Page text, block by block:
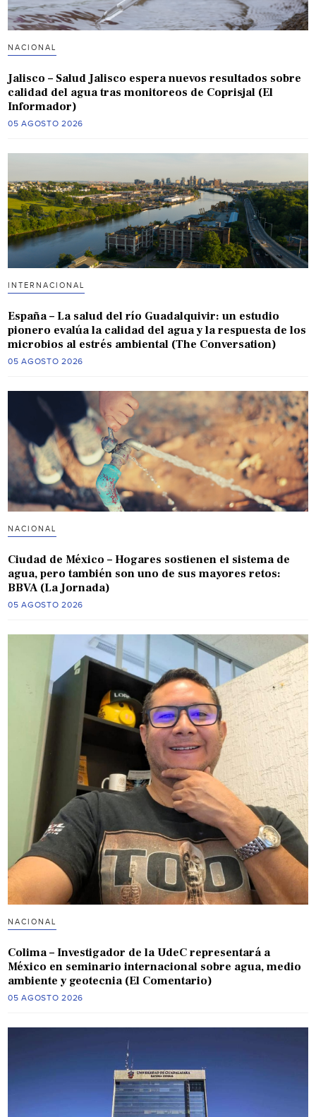
NACIONAL
Jalisco – Salud Jalisco espera nuevos resultados sobre
calidad del agua tras monitoreos de Coprisjal (El
Informador)
05 AGOSTO 2026
INTERNACIONAL
España – La salud del río Guadalquivir: un estudio
pionero evalúa la calidad del agua y la respuesta de los
microbios al estrés ambiental (The Conversation)
05 AGOSTO 2026
NACIONAL
Ciudad de México – Hogares sostienen el sistema de
agua, pero también son uno de sus mayores retos:
BBVA (La Jornada)
05 AGOSTO 2026
NACIONAL
Colima – Investigador de la UdeC representará a
México en seminario internacional sobre agua, medio
ambiente y geotecnia (El Comentario)
05 AGOSTO 2026